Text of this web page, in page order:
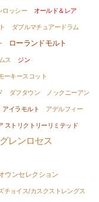
ロッシー
オールド＆レア
ダブルマチュアードラム
ローランドモルト
ス ジン
ーキースコット
ダフタウン
ノックニーアン
アイラモルト
アデルフィー
ストリクトリーリミテッド
グレンロセス
ウンセレクション
チョイス/カスクストレングス